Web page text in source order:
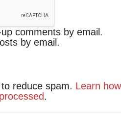
comments by email.
by email.
reduce spam. Learn how
.